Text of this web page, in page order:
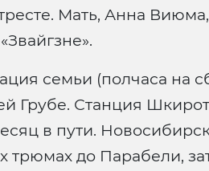
Мать, Анна
семьи (полчаса на
Грубе. Станция
в пути.
трюмах до Парабели,